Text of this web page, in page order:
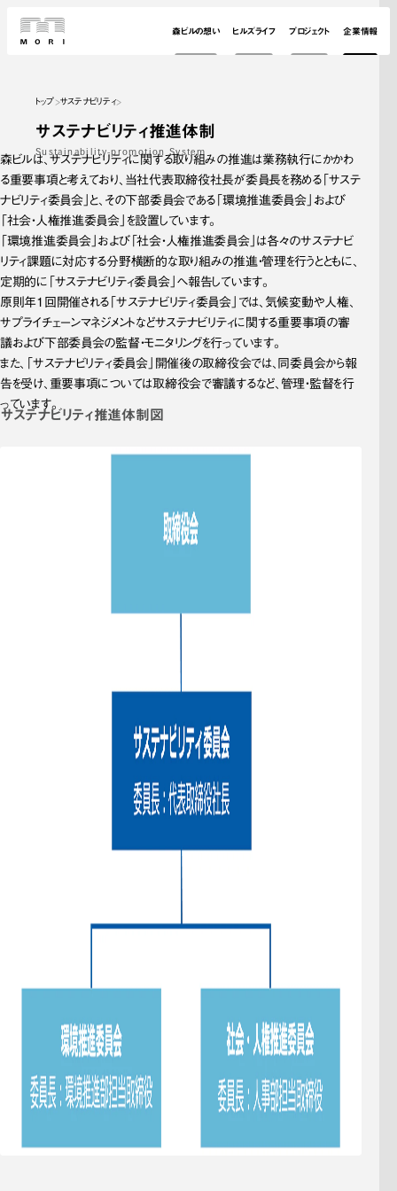
森ビルの想い ヒルズライフ プロジェクト 企業情報
トップ サステナビリティ
サステナビリティ推進体制
Sustainability-promotion System
森ビルは、サステナビリティに関する取り組みの推進は業務執行にかかわ
る重要事項と考えており、当社代表取締役社長が委員長を務める「サステ
ナビリティ委員会」と、その下部委員会である「環境推進委員会」および
「社会・人権推進委員会」を設置しています。
「環境推進委員会」および「社会・人権推進委員会」は各々のサステナビ
リティ課題に対応する分野横断的な取り組みの推進・管理を行うとともに、
定期的に「サステナビリティ委員会」へ報告しています。
原則年1回開催される「サステナビリティ委員会」では、気候変動や人権、
サプライチェーンマネジメントなどサステナビリティに関する重要事項の審
議および下部委員会の監督・モニタリングを行っています。
また、「サステナビリティ委員会」開催後の取締役会では、同委員会から報
告を受け、重要事項については取締役会で審議するなど、管理・監督を行
っています。
サステナビリティ推進体制図